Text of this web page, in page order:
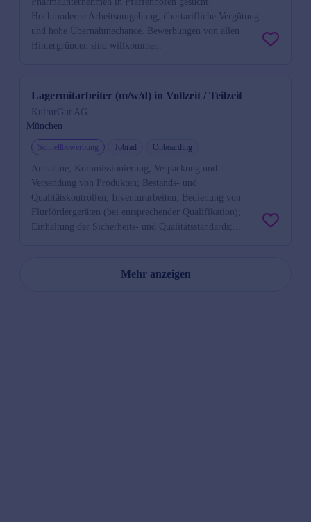
Hochmoderne Arbeitsumgebung, übertarifliche Vergütung
und hohe Übernahmechance. Bewerbungen von allen
Hintergründen sind willkommen.
Lagermitarbeiter (m/w/d) in Vollzeit / Teilzeit
KulturGut AG
München
Schnellbewerbung Jobrad Onboarding
Annahme, Kommissionierung, Verpackung und
Versendung von Produkten; Bestands- und
Qualitätskontrollen, Inventurarbeiten; Bedienung von
Flurfördergeräten (bei entsprechender Qualifikation);
Einhaltung der Sicherheits- und Qualitätsstandards;...
Mehr anzeigen